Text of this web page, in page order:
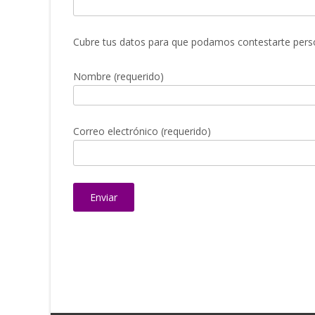
Cubre tus datos para que podamos contestarte
Nombre (requerido)
Correo electrónico (requerido)